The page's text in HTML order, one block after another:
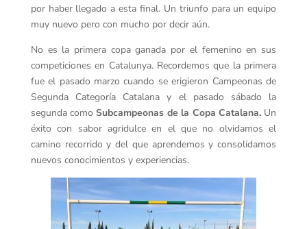
por haber llegado a esta final. Un triunfo para un equipo
muy nuevo pero con mucho por decir aún.
No es la primera copa ganada por el femenino en sus
competiciones en Catalunya. Recordemos que la primera
fue el pasado marzo cuando se erigieron Campeonas de
Segunda Categoría Catalana y el pasado sábado la
segunda comoSubcampeonas de la Copa Catalana.Un
éxito con sabor agridulce en el que no olvidamos el
camino recorrido y del que aprendemos y consolidamos
nuevos conocimientos y experiencias.